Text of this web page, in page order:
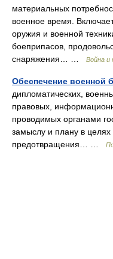
материальных
военное время.
оружия и военной
боеприпасов,
снаряжения… …
Война и
Обеспечение военной
дипломатических,
правовых,
проводимых органами
замыслу и плану в целях
предотвращения… …